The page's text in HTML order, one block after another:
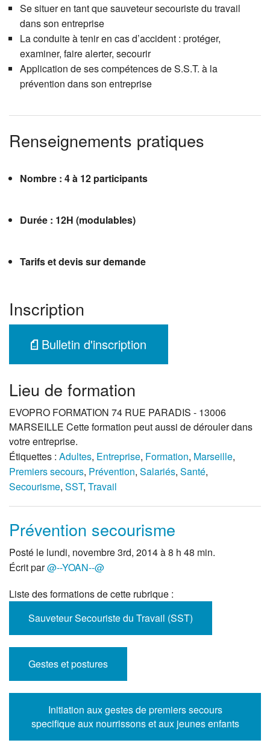
Se situer en tant que sauveteur secouriste du travail
dans son entreprise
La conduite à tenir en cas d’accident : protéger,
examiner, faire alerter, secourir
Application de ses compétences de S.S.T. à la
prévention dans son entreprise
Renseignements pratiques
Nombre : 4 à 12 participants
Durée : 12H (modulables)
Tarifs et devis sur demande
Inscription
Bulletin d'inscription
Lieu de formation
EVOPRO FORMATION 74 RUE PARADIS - 13006
MARSEILLE Cette formation peut aussi de dérouler dans
votre entreprise.
Étiquettes : Adultes, Entreprise, Formation, Marseille,
Premiers secours, Prévention, Salariés, Santé,
Secourisme, SST, Travail
Prévention secourisme
Posté le lundi, novembre 3rd, 2014 à 8 h 48 min.
Écrit par@--YOAN--@
Liste des formations de cette rubrique :
Sauveteur Secouriste du Travail (SST)
Gestes et postures
Initiation aux gestes de premiers secours
specifique aux nourrissons et aux jeunes enfants